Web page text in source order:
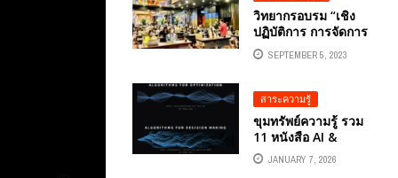
วิทยากรอบรม “เชิง
ปฏิบัติการ การจัดการ
คอนเทนต์” กองทุน
พัฒนาไฟฟ้า
กรรมการกำกับกิจการ
พลังงาน (กกพ.)
กระทรวงพลังงาน
โดยอ.ดร.ต้นรัก ธวัช
ชัย สุขสีดา อาจารย์
SEPTEMBER 5, 2023
สาระความรู้
ขุมทรัพย์ความรู้ รวม
11 หนังสือ AI &
MACHINE
LEARNING จาก MIT
JANUARY 7, 2026